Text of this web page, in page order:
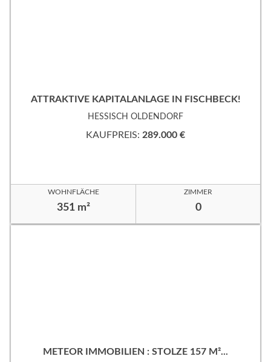
ATTRAKTIVE KAPITALANLAGE IN FISCHBECK!
HESSISCH OLDENDORF
KAUFPREIS: 289.000 €
WOHNFLÄCHE
351 m²
ZIMMER
0
METEOR IMMOBILIEN : STOLZE 157 M²...